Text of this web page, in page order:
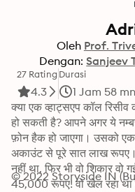
Oleh Prof.
Dengan: Sanjeev
27 Rating
4.3
Durasi
1 Jam 58
क्या एक व्हाट्सएप कॉल
हो सकती है? आपने अगर ये
फ़ोन हैक हो जाएगा। उसको
अकाउंट से पूरे सात लाख
नहीं था, फिर भी वो शिकार वो
45,000 रूपए! वो खेल रहा
© 2022 Storyside IN